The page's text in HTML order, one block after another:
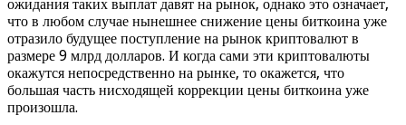
ожидания таких выплат давят на рынок, однако это означает,
что в любом случае нынешнее снижение цены биткоина уже
отразило будущее поступление на рынок криптовалют в
размере 9 млрд долларов. И когда сами эти криптовалюты
окажутся непосредственно на рынке, то окажется, что
большая часть нисходящей коррекции цены биткоина уже
произошла.